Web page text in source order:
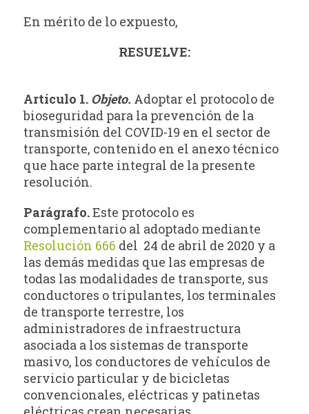
En mérito de lo expuesto,
RESUELVE:
Artículo 1. Objeto. Adoptar el protocolo de
bioseguridad para la prevención de la
transmisión del COVID-19 en el sector de
transporte, contenido en el anexo técnico
que hace parte integral de la presente
resolución.
Parágrafo.Este protocolo es
complementario al adoptado mediante
Resolución 666 del 24 de abril de 2020 y a
las demás medidas que las empresas de
todas las modalidades de transporte, sus
conductores o tripulantes, los terminales
de transporte terrestre, los
administradores de infraestructura
asociada a los sistemas de transporte
masivo, los conductores de vehículos de
servicio particular y de bicicletas
convencionales, eléctricas y patinetas